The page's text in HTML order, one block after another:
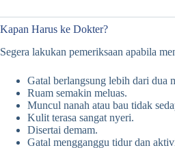
Kapan Harus ke Dokter?
Segera lakukan pemeriksaan apabila
Gatal berlangsung lebih dari dua
Ruam semakin meluas.
Muncul nanah atau bau tidak
Kulit terasa sangat nyeri.
Disertai demam.
Gatal mengganggu tidur dan